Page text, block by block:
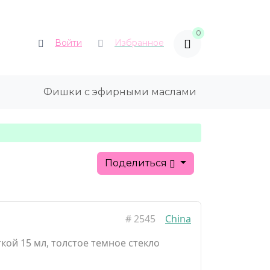
Войти Избранное
0
Фишки с эфирными маслами
Поделиться
# 2545
China
15 мл, толстое темное стекло